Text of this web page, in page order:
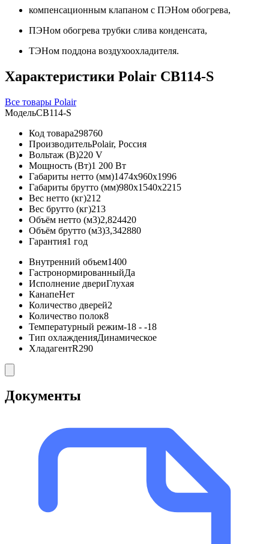
компенсационным клапаном с ПЭНом обогрева,
ПЭНом обогрева трубки слива конденсата,
ТЭНом поддона воздухоохладителя.
Характеристики Polair CB114-S
Все товары Polair
МодельCB114-S
Код товара298760
ПроизводительPolair, Россия
Вольтаж (В)220 V
Мощность (Вт)1 200 Вт
Габариты нетто (мм)1474x960x1996
Габариты брутто (мм)980x1540x2215
Вес нетто (кг)212
Вес брутто (кг)213
Объём нетто (м3)2,824420
Объём брутто (м3)3,342880
Гарантия1 год
Внутренний объем1400
ГастронормированныйДа
Исполнение двериГлухая
КанапеНет
Количество дверей2
Количество полок8
Температурный режим-18 - -18
Тип охлажденияДинамическое
ХладагентR290
Документы